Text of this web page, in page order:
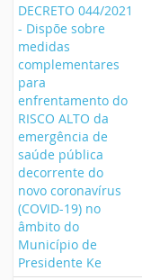
DECRETO 044/2021
- Dispõe sobre
medidas
complementares
para
enfrentamento do
RISCO ALTO da
emergência de
saúde pública
decorrente do
novo coronavírus
(COVID-19) no
âmbito do
Município de
Presidente Ke